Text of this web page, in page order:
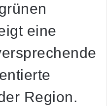
eine
Region.